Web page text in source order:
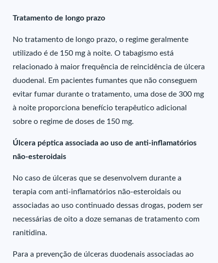
Tratamento de longo prazo
No tratamento de longo prazo, o regime geralmente
utilizado é de 150 mg à noite. O tabagismo está
relacionado à maior frequência de reincidência de úlcera
duodenal. Em pacientes fumantes que não conseguem
evitar fumar durante o tratamento, uma dose de 300 mg
à noite proporciona benefício terapêutico adicional
sobre o regime de doses de 150 mg.
Úlcera péptica associada ao uso de anti-inflamatórios
não-esteroidais
No caso de úlceras que se desenvolvem durante a
terapia com anti-inflamatórios não-esteroidais ou
associadas ao uso continuado dessas drogas, podem ser
necessárias de oito a doze semanas de tratamento com
ranitidina.
Para a prevenção de úlceras duodenais associadas ao